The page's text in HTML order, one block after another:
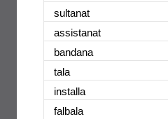
sultanat
assistanat
bandana
tala
installa
falbala